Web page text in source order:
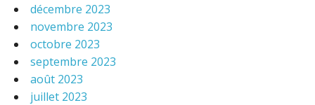
décembre 2023
novembre 2023
octobre 2023
septembre 2023
août 2023
juillet 2023